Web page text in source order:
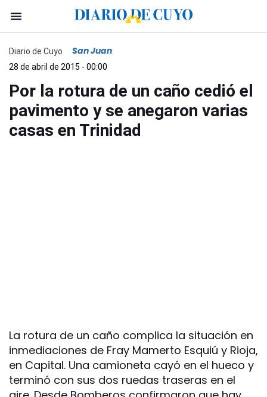
Diario de Cuyo San Juan
28 de abril de 2015 - 00:00
Por la rotura de un caño cedió el
pavimento y se anegaron varias
casas en Trinidad
La rotura de un caño complica la situación en
inmediaciones de Fray Mamerto Esquiú y Rioja,
en Capital. Una camioneta cayó en el hueco y
terminó con sus dos ruedas traseras en el